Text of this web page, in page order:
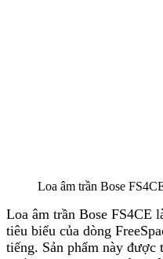
Loa âm trần Bose
Loa âm trần Bose FS4CE
tiêu biểu của dòng
tiếng. Sản phẩm này được